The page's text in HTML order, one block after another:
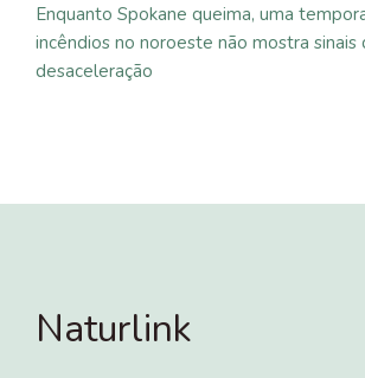
Enquanto Spokane queima, uma
incêndios no noroeste não mostra sinais
desaceleração
Naturlink